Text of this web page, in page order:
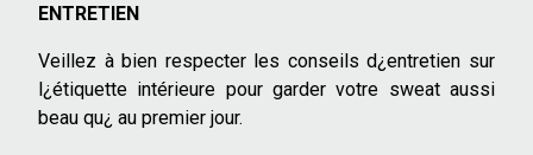
ENTRETIEN
Veillez à bien respecter les conseils d¿entretien sur
l¿étiquette intérieure pour garder votre sweat aussi
beau qu¿ au premier jour.